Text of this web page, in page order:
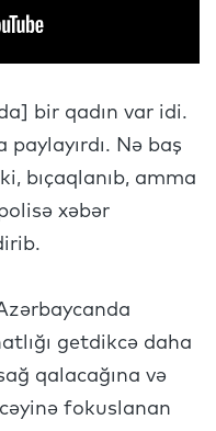
bir qadın var idi.
Nə baş
bıçaqlanıb, amma
xəbər
getdikcə daha
qalacağına və
fokuslanan